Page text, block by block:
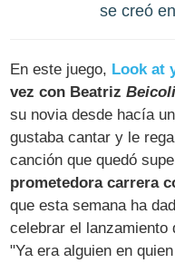
se creó
En este juego, Look at
vez con BeatrizBeicoli
su novia desde hacía
gustaba cantar y le
canción que quedó
prometedora carrera
que esta semana ha
celebrar el lanzamiento
"Ya era alguien en